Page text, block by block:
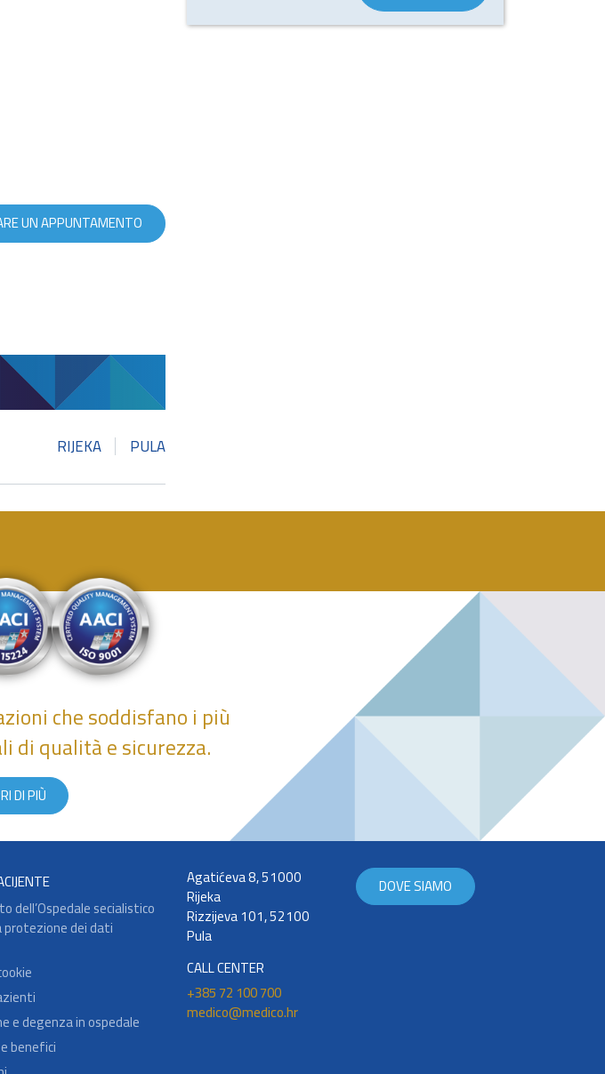
UN APPUNTAMENTO
RIJEKA PULA
che soddisfano i più
di qualità e sicurezza.
DI PIÙ
dell’Ospedale secialistico
protezione dei dati
e degenza in ospedale
benefici
Agatićeva 8, 51000
Rijeka
Rizzijeva 101, 52100
Pula
CALL CENTER
+385 72 100 700
medico@medico.hr
DOVE SIAMO